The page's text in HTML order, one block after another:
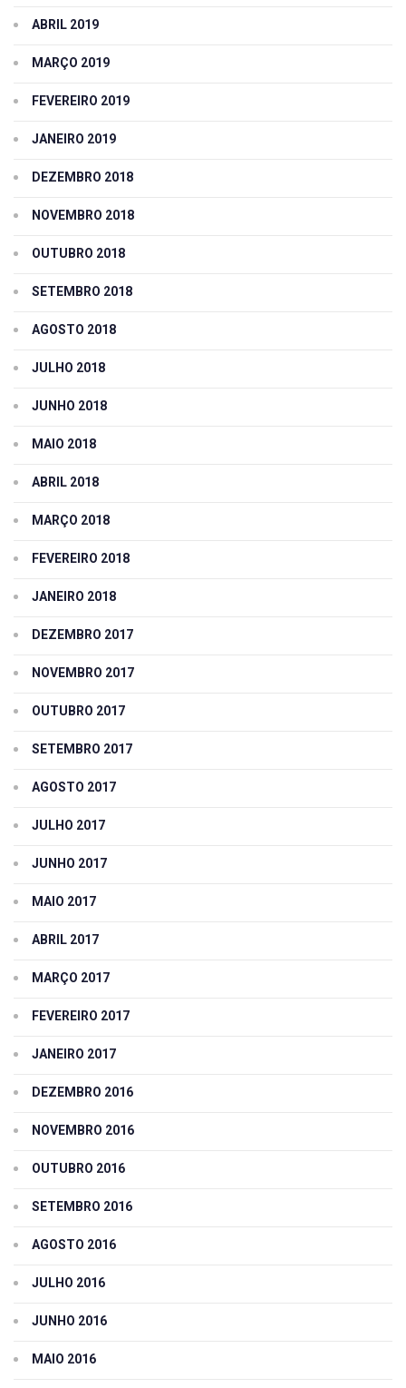
ABRIL 2019
MARÇO 2019
FEVEREIRO 2019
JANEIRO 2019
DEZEMBRO 2018
NOVEMBRO 2018
OUTUBRO 2018
SETEMBRO 2018
AGOSTO 2018
JULHO 2018
JUNHO 2018
MAIO 2018
ABRIL 2018
MARÇO 2018
FEVEREIRO 2018
JANEIRO 2018
DEZEMBRO 2017
NOVEMBRO 2017
OUTUBRO 2017
SETEMBRO 2017
AGOSTO 2017
JULHO 2017
JUNHO 2017
MAIO 2017
ABRIL 2017
MARÇO 2017
FEVEREIRO 2017
JANEIRO 2017
DEZEMBRO 2016
NOVEMBRO 2016
OUTUBRO 2016
SETEMBRO 2016
AGOSTO 2016
JULHO 2016
JUNHO 2016
MAIO 2016